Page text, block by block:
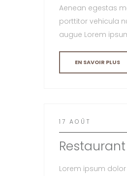
Aenean egestas
porttitor vehicula
augue Lorem
EN SAVOIR PLUS
17 AOÛT
Restaurant
Lorem ipsum